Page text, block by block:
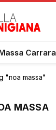
Carrara
"noa massa"
MASSA